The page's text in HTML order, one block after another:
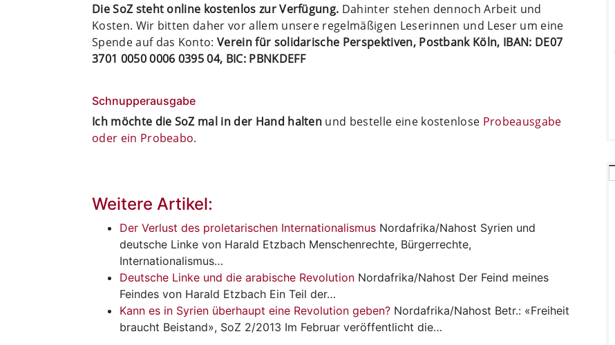
Die SoZ steht online kostenlos zur Verfügung. Dahinter stehen dennoch Arbeit und
Kosten. Wir bitten daher vor allem unsere regelmäßigen Leserinnen und Leser um eine
Spende auf das Konto:Verein für solidarische Perspektiven, Postbank Köln, IBAN: DE07
3701 0050 0006 0395 04, BIC: PBNKDEFF
Schnupperausgabe
Ich möchte die SoZ mal in der Hand halten und bestelle eine kostenlose Probeausgabe
oder ein Probeabo.
Weitere Artikel:
Der Verlust des proletarischen Internationalismus Nordafrika/Nahost Syrien und
deutsche Linke von Harald Etzbach Menschenrechte, Bürgerrechte,
Internationalismus…
Deutsche Linke und die arabische Revolution Nordafrika/Nahost Der Feind meines
Feindes von Harald Etzbach Ein Teil der…
Kann es in Syrien überhaupt eine Revolution geben? Nordafrika/Nahost Betr.: «Freiheit
braucht Beistand», SoZ 2/2013 Im Februar veröffentlicht die…